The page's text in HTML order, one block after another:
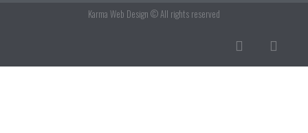
Karma Web Design © All rights reserved